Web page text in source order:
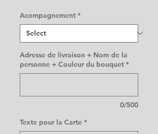
Acompagnement *
Adresse de livraison + Nom de la
personne + Couleur du bouquet *
0/500
Texte pour la Carte *